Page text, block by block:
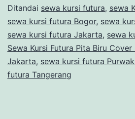
di
Jakarta
Ditandai sewa kursi futura, sewa
sewa kursi futura Bogor, sewa
sewa kursi futura Jakarta, sewa
Sewa Kursi Futura Pita Biru
Jakarta, sewa kursi futura
futura Tangerang